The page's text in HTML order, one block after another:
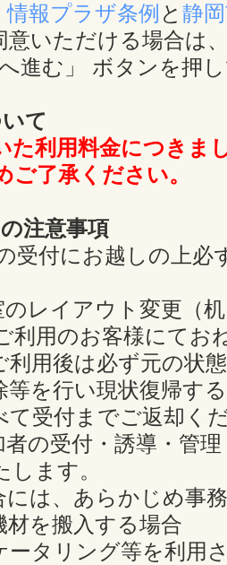
報プラザ条例 と 静
意いただける場合は
へ進む」 ボタンを押
て
た利用料金につきま
了承ください。
注意事項
受付にお越しの上必
レイアウト変更（
利用のお客様にてお
用後は必ず元の状
等を行い現状復帰す
受付までご返却く
の受付・誘導・管
ます。
は、あらかじめ事
を搬入する場合
タリング等を利用